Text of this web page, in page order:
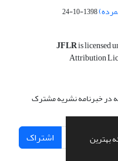
بهترین
1398-10-24
JFLRis licensed
Attribution
در خبرنامه نشریه مشترک
اشتراک